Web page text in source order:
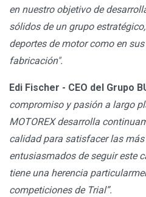
en nuestro objetivo de
sólidos de un grupo
deportes de motor como en
fabricación".
Edi Fischer - CEO del Grupo
compromiso y pasión a largo
MOTOREX desarrolla
calidad para satisfacer las
entusiasmados de seguir este
tiene una herencia
competiciones de Trial”.